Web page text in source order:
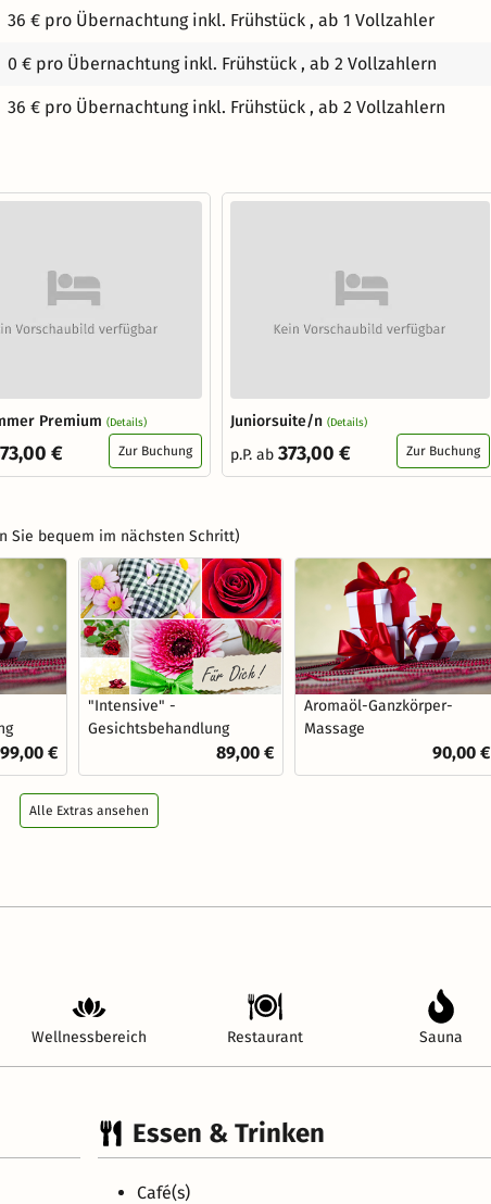
36 € pro Übernachtung inkl. Frühstück , ab 1 Vollzahler
0 € pro Übernachtung inkl. Frühstück , ab 2 Vollzahlern
36 € pro Übernachtung inkl. Frühstück , ab 2 Vollzahlern
Premium (Details)
€ Zur Buchung
Juniorsuite/n (Details)
p.P. ab 373,00 € Zur Buchung
Sie bequem im nächsten Schritt)
99,00 €
"Intensive" -
Gesichtsbehandlung
89,00 €
Aromaöl-Ganzkörper-
Massage
90,00 €
Alle Extras ansehen
Wellnessbereich Restaurant Sauna
Essen & Trinken
Café(s)